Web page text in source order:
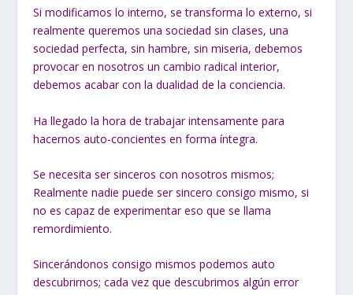
Si modificamos lo interno, se transforma lo externo, si
realmente queremos una sociedad sin clases, una
sociedad perfecta, sin hambre, sin miseria, debemos
provocar en nosotros un cambio radical interior,
debemos acabar con la dualidad de la conciencia.
Ha llegado la hora de trabajar intensamente para
hacernos auto-concientes en forma íntegra.
Se necesita ser sinceros con nosotros mismos;
Realmente nadie puede ser sincero consigo mismo, si
no es capaz de experimentar eso que se llama
remordimiento.
Sincerándonos consigo mismos podemos auto
descubrirnos; cada vez que descubrimos algún error